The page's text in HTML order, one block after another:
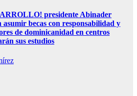
presidente Abinader
asumir becas con responsabilidad y
de dominicanidad en centros
sus estudios